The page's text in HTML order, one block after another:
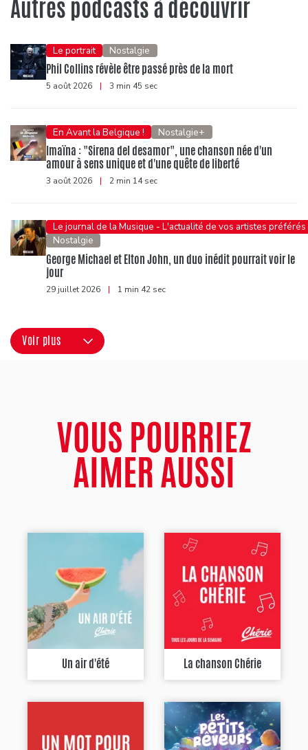
Autres podcasts à découvrir
Le portrait Nostalgie
Phil Collins révèle être passé près de la mort
5 août 2026 | 3 min 45 sec
En Avant la Belgique ! Nostalgie+
Imaïna : "Sirena del desamor", une chanson née d'un
amour à sens unique et d'une quête de liberté
3 août 2026 | 2 min 14 sec
Le journal de la Musique - L'actualité de vos artistes préférés
Nostalgie
George Michael et Elton John, un duo inédit pourrait voir le
jour
29 juillet 2026 | 1 min 42 sec
Voir plus
VOUS POURRIEZ
AIMER AUSSI
Un air d'été La chanson Chérie